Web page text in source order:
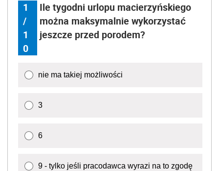
1
/
1
0
Ile tygodni urlopu macierzyńskiego
można maksymalnie wykorzystać
jeszcze przed porodem?
nie ma takiej możliwości
3
6
9 - tylko jeśli pracodawca wyrazi na to zgodę